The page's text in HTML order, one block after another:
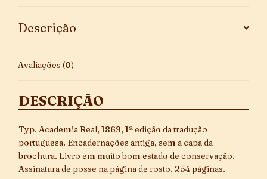
Descrição
Avaliações (0)
DESCRIÇÃO
Typ. Academia Real, 1869, 1ª edição da tradução
portuguesa. Encadernações antiga, sem a capa da
brochura. Livro em muito bom estado de conservação.
Assinatura de posse na página de rosto. 254 páginas.